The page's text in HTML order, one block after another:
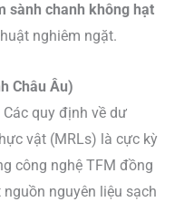
sành chanh không hạt
nghiêm ngặt.
Châu Âu)
Các quy định về dư
vật (MRLs) là cực kỳ
công nghệ TFM đồng
nguyên liệu sạch